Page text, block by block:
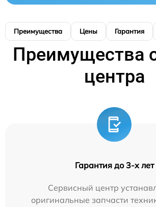
Преимущества Цены Гарантия
Преимущества
центра
Гарантия до 3-х лет
Сервисный центр
оригинальные запчасти